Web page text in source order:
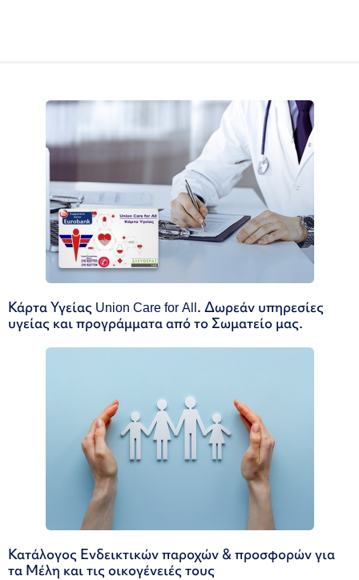
Κάρτα Υγείας Union Care for All. Δωρεάν υπηρεσίες
υγείας και προγράμματα από το Σωματείο μας.
Κατάλογος Ενδεικτικών παροχών & προσφορών για
τα Μέλη και τις οικογένειές τους